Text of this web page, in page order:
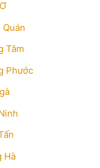
Tâm
Phước
Hà